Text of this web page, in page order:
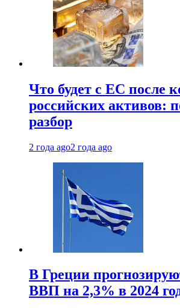
Что будет с ЕС после
российских активов:
разбор
2 года ago2 года ago
В Греции
ВВП на 2,3% в 2024